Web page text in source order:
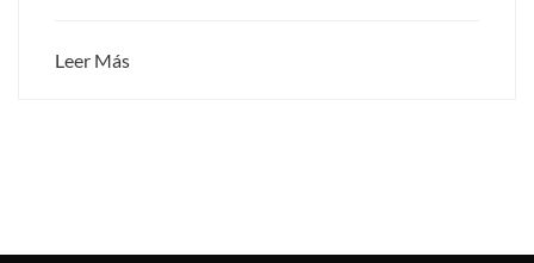
Leer Más